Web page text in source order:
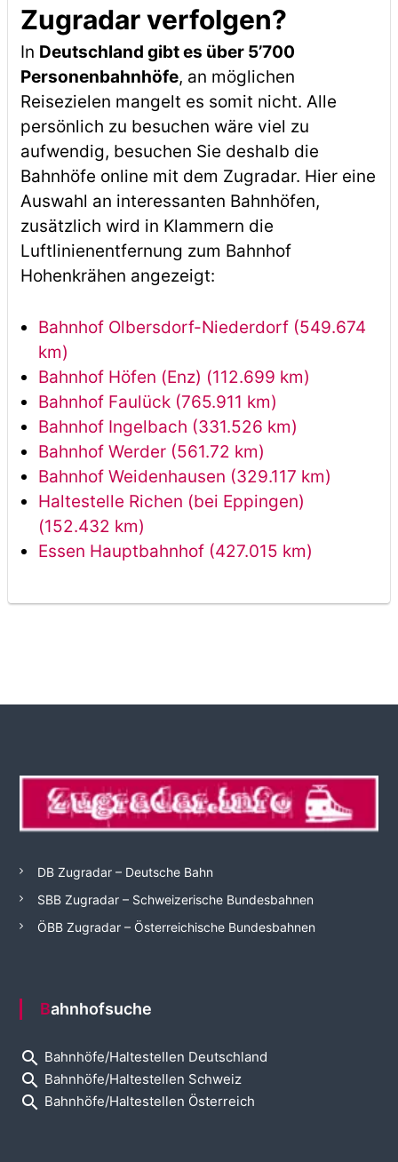
Zugradar verfolgen?
In Deutschland gibt es über 5’700
Personenbahnhöfe, an möglichen
Reisezielen mangelt es somit nicht. Alle
persönlich zu besuchen wäre viel zu
aufwendig, besuchen Sie deshalb die
Bahnhöfe online mit dem Zugradar. Hier eine
Auswahl an interessanten Bahnhöfen,
zusätzlich wird in Klammern die
Luftlinienentfernung zum Bahnhof
Hohenkrähen angezeigt:
Bahnhof Olbersdorf-Niederdorf (549.674
km)
Bahnhof Höfen (Enz) (112.699 km)
Bahnhof Faulück (765.911 km)
Bahnhof Ingelbach (331.526 km)
Bahnhof Werder (561.72 km)
Bahnhof Weidenhausen (329.117 km)
Haltestelle Richen (bei Eppingen)
(152.432 km)
Essen Hauptbahnhof (427.015 km)
DB Zugradar – Deutsche Bahn
SBB Zugradar – Schweizerische Bundesbahnen
ÖBB Zugradar – Österreichische Bundesbahnen
Bahnhofsuche
search Bahnhöfe/Haltestellen Deutschland
search Bahnhöfe/Haltestellen Schweiz
search Bahnhöfe/Haltestellen Österreich